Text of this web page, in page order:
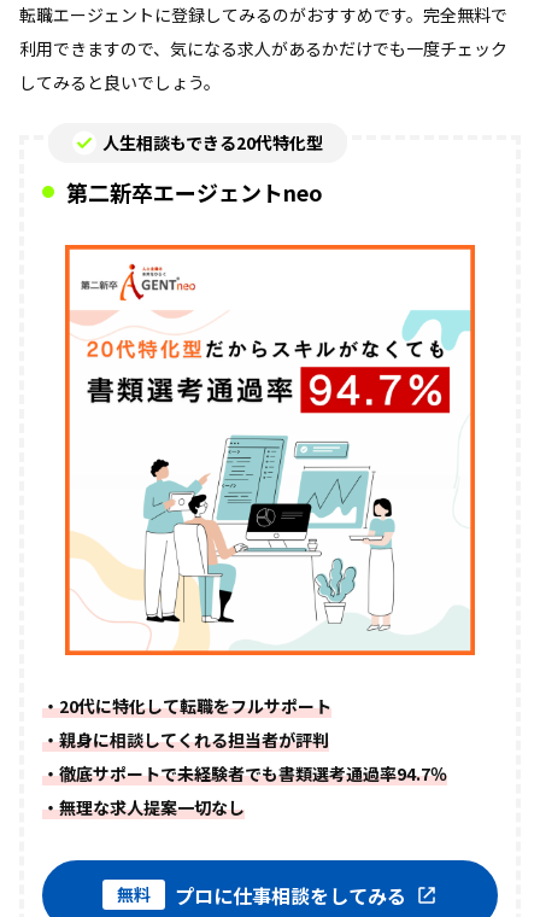
転職エージェントに登録してみるのがおすすめです。完全無料で
利用できますので、気になる求人があるかだけでも一度チェック
してみると良いでしょう。
人生相談もできる20代特化型
第二新卒エージェントneo
・20代に特化して転職をフルサポート
・親身に相談してくれる担当者が評判
・徹底サポートで未経験者でも書類選考通過率94.7％
・無理な求人提案一切なし
無料 プロに仕事相談をしてみる